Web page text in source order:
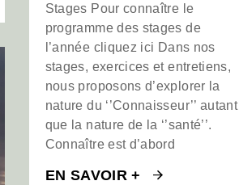
Stages Pour connaître le
programme des stages de
l’année cliquez ici Dans nos
stages, exercices et entretiens,
nous proposons d’explorer la
nature du ‘’Connaisseur’’ autant
que la nature de la ‘’santé’’.
Connaître est d’abord
EN SAVOIR +